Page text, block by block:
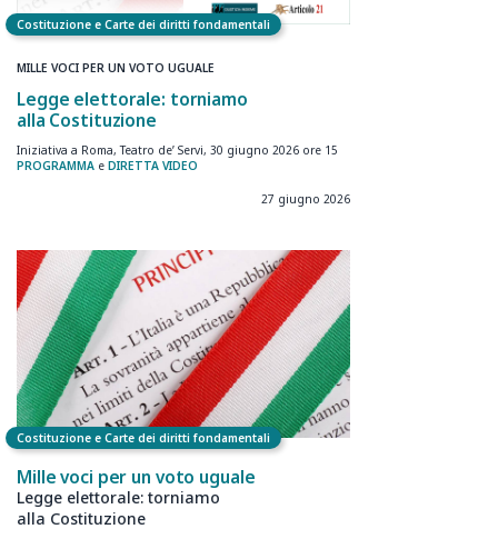
Costituzione e Carte dei diritti fondamentali
MILLE VOCI PER UN VOTO UGUALE
Legge elettorale: torniamo
alla Costituzione
Iniziativa a Roma, Teatro de’ Servi, 30 giugno 2026 ore 15
PROGRAMMA e DIRETTA VIDEO
27 giugno 2026
Costituzione e Carte dei diritti fondamentali
Mille voci per un voto uguale
Legge elettorale: torniamo
alla Costituzione